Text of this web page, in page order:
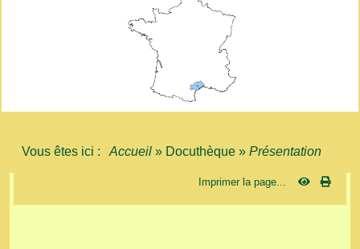
Vous êtes ici : Accueil » Docuthèque » Présentation
Imprimer la page...